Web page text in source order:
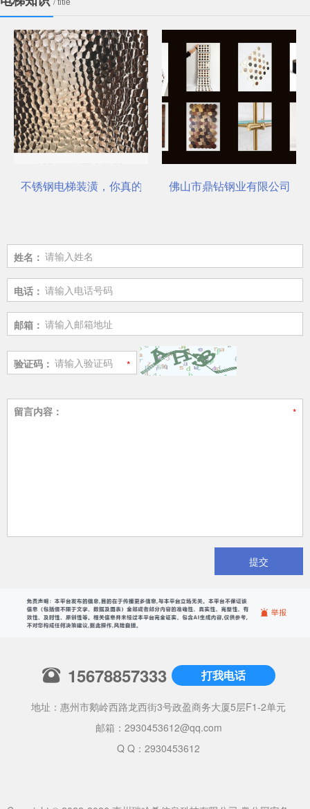
不锈钢电梯装潢，你真的选对了吗？佛山市鼎钻钢业有限公司，
姓名：
电话：
邮箱：
验证码：
留言内容：
提交
15678857333 打我电话
地址：惠州市鹅岭西路龙西街3号政盈商务大厦5层F1-2单元
邮箱： 2930453612@qq.com
Q Q：2930453612